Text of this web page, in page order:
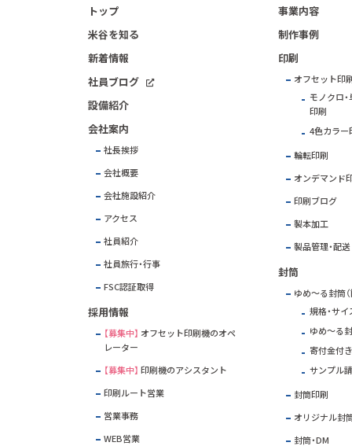
トップ
米谷を知る
新着情報
社員ブログ
設備紹介
会社案内
社長挨拶
会社概要
会社施設紹介
アクセス
社員紹介
社員旅行・行事
FSC認証取得
採用情報
【募集中】 オフセット印刷機のオペ
レーター
【募集中】 印刷機のアシスタント
印刷ルート営業
営業事務
WEB営業
事業内容
制作事例
印刷
オフセット印
モノクロ・
印刷
4色カラー
輪転印刷
オンデマンド
印刷ブログ
製本加工
製品管理・配送
封筒
ゆめ～る封筒
規格・サイ
ゆめ～る
寄付金付
サンプル
封筒印刷
オリジナル封
封筒・DM